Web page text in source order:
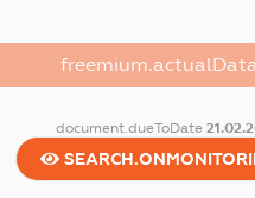
freemium.actualData
document.dueToDate